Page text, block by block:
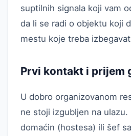
suptilnih signala koji vam
da li se radi o objektu koji
mestu koje treba
Prvi kontakt i prijem
U dobro organizovanom
ne stoji izgubljen na ulazu.
domaćin (hostesa) ili šef